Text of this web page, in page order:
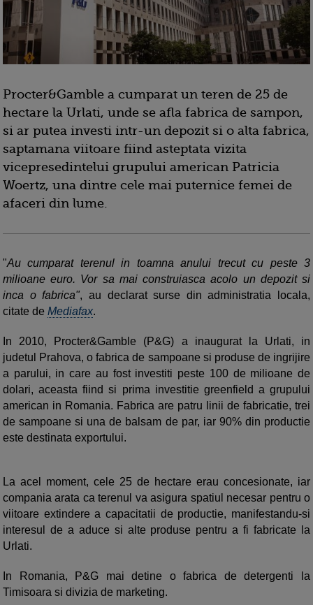
Procter&Gamble a cumparat un teren de 25 de
hectare la Urlati, unde se afla fabrica de sampon,
si ar putea investi intr-un depozit si o alta fabrica,
saptamana viitoare fiind asteptata vizita
vicepresedintelui grupului american Patricia
Woertz, una dintre cele mai puternice femei de
afaceri din lume.
"Au cumparat terenul in toamna anului trecut cu peste 3
milioane euro. Vor sa mai construiasca acolo un depozit si
inca o fabrica", au declarat surse din administratia locala,
citate de Mediafax.
In 2010, Procter&Gamble (P&G) a inaugurat la Urlati, in
judetul Prahova, o fabrica de sampoane si produse de ingrijire
a parului, in care au fost investiti peste 100 de milioane de
dolari, aceasta fiind si prima investitie greenfield a grupului
american in Romania. Fabrica are patru linii de fabricatie, trei
de sampoane si una de balsam de par, iar 90% din productie
este destinata exportului.
La acel moment, cele 25 de hectare erau concesionate, iar
compania arata ca terenul va asigura spatiul necesar pentru o
viitoare extindere a capacitatii de productie, manifestandu-si
interesul de a aduce si alte produse pentru a fi fabricate la
Urlati.
In Romania, P&G mai detine o fabrica de detergenti la
Timisoara si divizia de marketing.